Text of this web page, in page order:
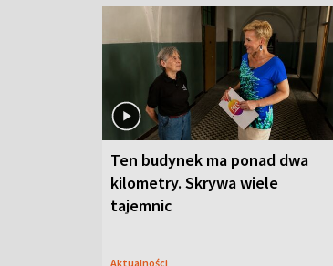
Ten budynek ma ponad dwa
kilometry. Skrywa wiele
tajemnic
Aktualności